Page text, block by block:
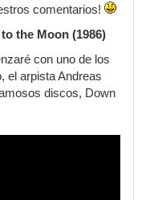
comentarios!
the Moon (1986)
con uno de los
el arpista Andreas
discos, Down